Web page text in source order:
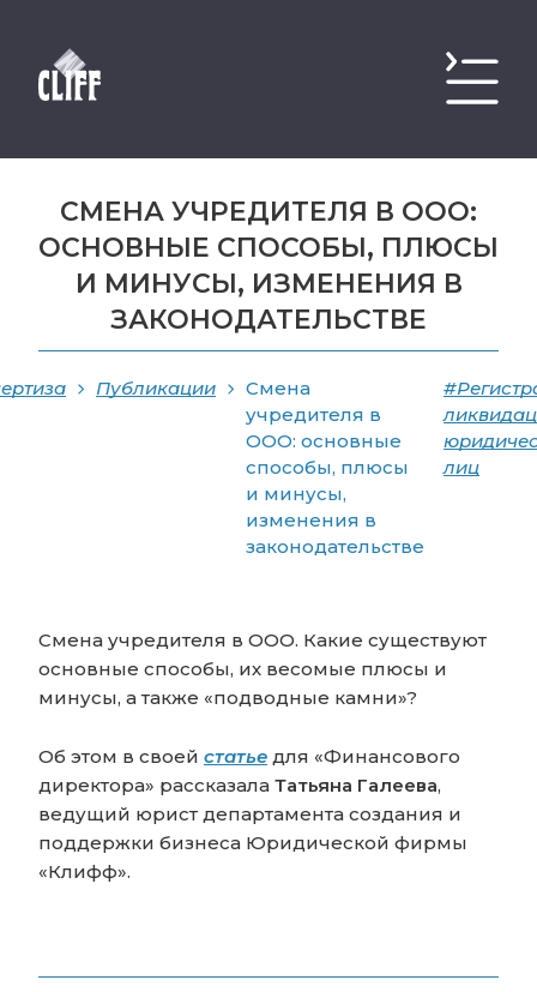
СМЕНА УЧРЕДИТЕЛЯ В ООО:
ОСНОВНЫЕ СПОСОБЫ, ПЛЮСЫ
И МИНУСЫ, ИЗМЕНЕНИЯ В
ЗАКОНОДАТЕЛЬСТВЕ
Публикации
Смена
учредителя в
ООО: основные
способы, плюсы
и минусы,
изменения в
законодательстве
лиц
Смена учредителя в ООО. Какие существуют
основные способы, их весомые плюсы и
минусы, а также «подводные камни»?
Об этом в своей статье для «Финансового
директора» рассказала Татьяна Галеева,
ведущий юрист департамента создания и
поддержки бизнеса Юридической фирмы
«Клифф».